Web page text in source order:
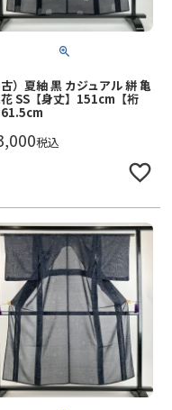
古）夏紬 黒 カジュアル 絣 亀
SS【身丈】151cm【裄
税込